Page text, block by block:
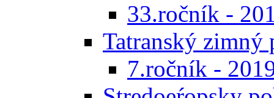
33.ročník -
Tatranský zimný
7.ročník -